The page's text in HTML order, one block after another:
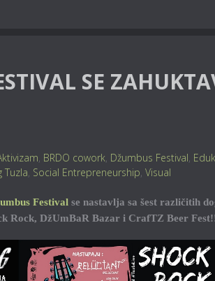
SE
BRDO cowork Džumbus Festival
Tuzla Social Entrepreneurship Visual
Festival se nastavlja sa šest različitih
Rock, DžUmBaR Bazar i CrafTZ Beer